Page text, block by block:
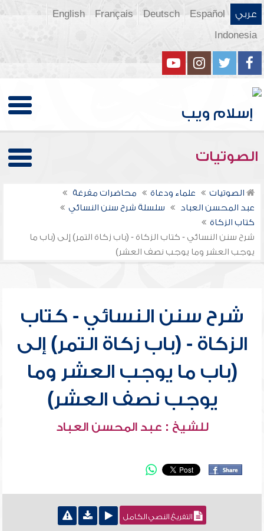
عربي Español
Deutsch
Français
English
Indonesia
الصوتيات
الصوتيات علماء ودعاة
محاضرات مفرغة
عبد المحسن العباد
سلسلة شرح سنن النسائي
كتاب الزكاة
شرح سنن النسائي - كتاب الزكاة - (باب زكاة التمر) إلى (باب ما
يوجب العشر وما يوجب نصف العشر)
شرح سنن النسائي - كتاب
الزكاة - (باب زكاة التمر) إلى
(باب ما يوجب العشر وما
يوجب نصف العشر)
للشيخ : عبد المحسن العباد
التفريغ النصي الكامل